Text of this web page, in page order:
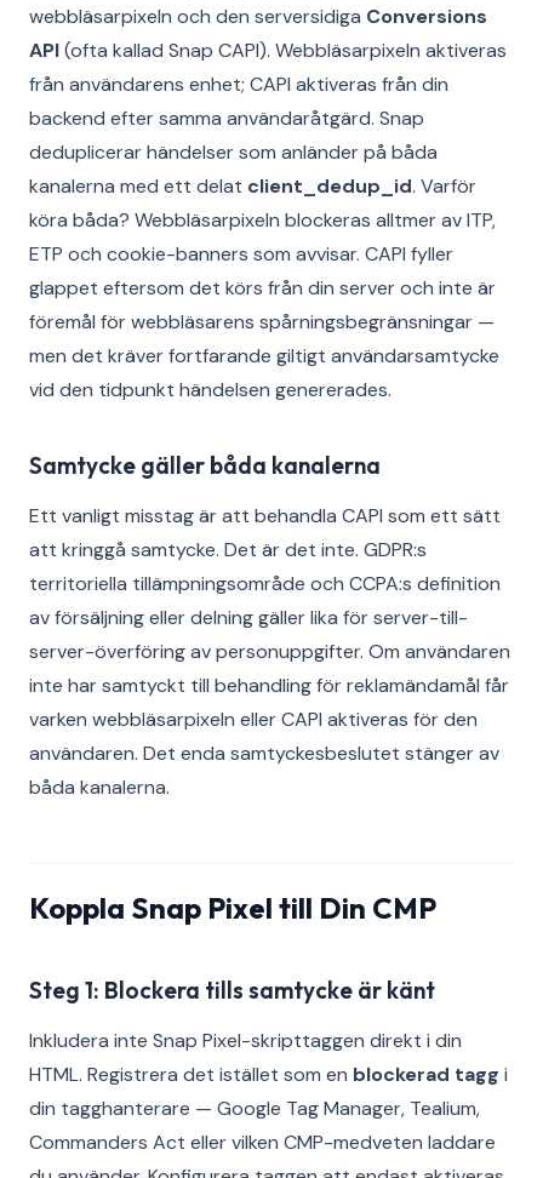
webbläsarpixeln och den serversidiga Conversions
API(ofta kallad Snap CAPI). Webbläsarpixeln aktiveras
från användarens enhet; CAPI aktiveras från din
backend efter samma användaråtgärd. Snap
deduplicerar händelser som anländer på båda
kanalerna med ett delat client_dedup_id. Varför
köra båda? Webbläsarpixeln blockeras alltmer av ITP,
ETP och cookie-banners som avvisar. CAPI fyller
glappet eftersom det körs från din server och inte är
föremål för webbläsarens spårningsbegränsningar —
men det kräver fortfarande giltigt användarsamtycke
vid den tidpunkt händelsen genererades.
Samtycke gäller båda kanalerna
Ett vanligt misstag är att behandla CAPI som ett sätt
att kringgå samtycke. Det är det inte. GDPR:s
territoriella tillämpningsområde och CCPA:s definition
av försäljning eller delning gäller lika för server-till-
server-överföring av personuppgifter. Om användaren
inte har samtyckt till behandling för reklamändamål får
varken webbläsarpixeln eller CAPI aktiveras för den
användaren. Det enda samtyckesbeslutet stänger av
båda kanalerna.
Koppla Snap Pixel till Din CMP
Steg 1: Blockera tills samtycke är känt
Inkludera inte Snap Pixel-skripttaggen direkt i din
HTML. Registrera det istället som en blockerad tagg i
din tagghanterare — Google Tag Manager, Tealium,
Commanders Act eller vilken CMP-medveten laddare